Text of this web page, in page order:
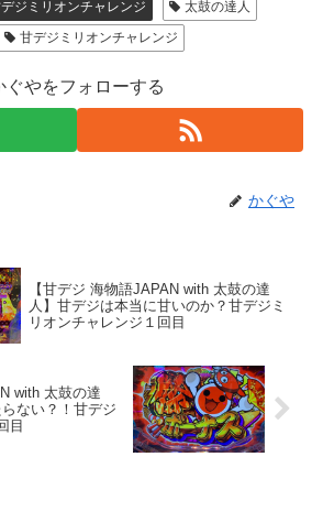
ジミリオンチャレンジ
太鼓の達人
甘デジミリオンチャレンジ
ぐやをフォローする
かぐや
【甘デジ 海物語JAPAN with 太鼓の達
人】甘デジは本当に甘いのか？甘デジミ
リオンチャレンジ１回目
with 太鼓の達
ない？！甘デジ
目